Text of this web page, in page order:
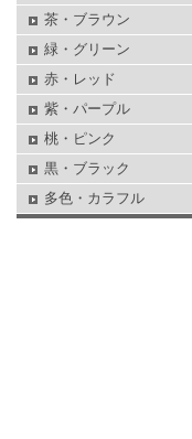
茶・ブラウン
緑・グリーン
赤・レッド
紫・パープル
桃・ピンク
黒・ブラック
多色・カラフル